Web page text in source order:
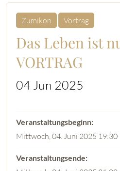
Zumikon Vortrag
Das Leben ist
VORTRAG
04 Jun 2025
Mittwoch, 04. Juni 2025 19:30